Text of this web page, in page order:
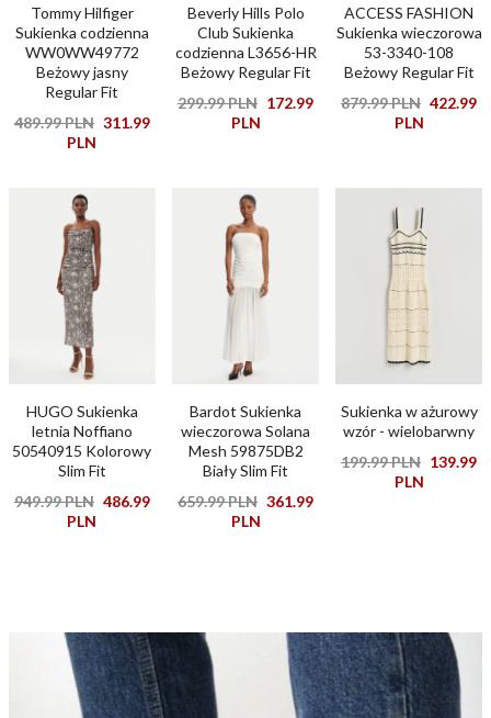
Tommy Hilfiger
Sukienka codzienna
WW0WW49772
Beżowy jasny
Regular Fit
489.99 PLN 311.99
PLN
Beverly Hills Polo
Club Sukienka
codzienna L3656-HR
Beżowy Regular Fit
299.99 PLN 172.99
PLN
ACCESS FASHION
Sukienka wieczorowa
53-3340-108
Beżowy Regular Fit
879.99 PLN 422.99
PLN
HUGO Sukienka
letnia Noffiano
50540915 Kolorowy
Slim Fit
949.99 PLN 486.99
PLN
Bardot Sukienka
wieczorowa Solana
Mesh 59875DB2
Biały Slim Fit
659.99 PLN 361.99
PLN
Sukienka w ażurowy
wzór - wielobarwny
199.99 PLN 139.99
PLN